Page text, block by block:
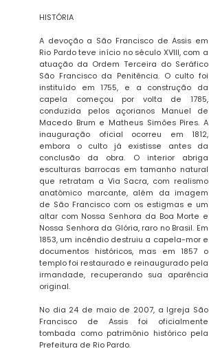
HISTÓRIA
A devoção a São Francisco de Assis em
Rio Pardo teve início no século XVIII, com a
atuação da Ordem Terceira do Seráfico
São Francisco da Penitência. O culto foi
instituído em 1755, e a construção da
capela começou por volta de 1785,
conduzida pelos açorianos Manuel de
Macedo Brum e Matheus Simões Pires. A
inauguração oficial ocorreu em 1812,
embora o culto já existisse antes da
conclusão da obra. O interior abriga
esculturas barrocas em tamanho natural
que retratam a Via Sacra, com realismo
anatômico marcante, além da imagem
de São Francisco com os estigmas e um
altar com Nossa Senhora da Boa Morte e
Nossa Senhora da Glória, raro no Brasil. Em
1853, um incêndio destruiu a capela-mor e
documentos históricos, mas em 1857 o
templo foi restaurado e reinaugurado pela
irmandade, recuperando sua aparência
original.
No dia 24 de maio de 2007, a Igreja São
Francisco de Assis foi oficialmente
tombada como patrimônio histórico pela
Prefeitura de Rio Pardo.